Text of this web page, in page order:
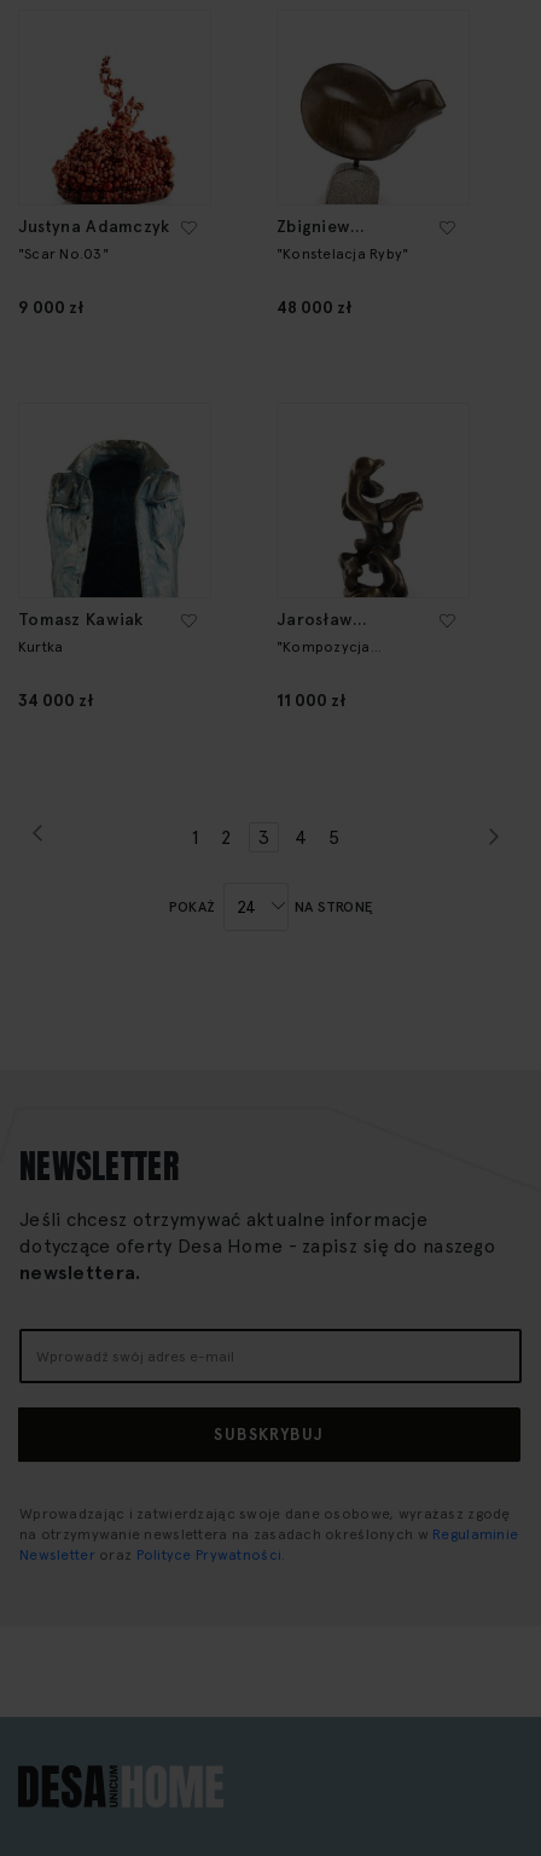
Justyna Adamczyk
"Scar No.03"
9 000 zł
Zbigniew
Maleszewski
"Konstelacja Ryby"
48 000 zł
Tomasz Kawiak
Kurtka
34 000 zł
Jarosław
Bikiewicz
"Kompozycja
11 000 zł
Strona
Strona
1 Strona
2
Aktualnie
3 Strona
4 Strona
5
POKAŻ NA STRONĘ
NEWSLETTER
Jeśli chcesz otrzymywać aktualne informacje
dotyczące oferty Desa Home - zapisz się do naszego
newslettera.
nasz
SUBSKRYBUJ
Wprowadzając i zatwierdzając swoje dane osobowe, wyrażasz zgodę
na otrzymywanie newslettera na zasadach określonych w Regulaminie
Newsletter oraz Polityce Prywatności.